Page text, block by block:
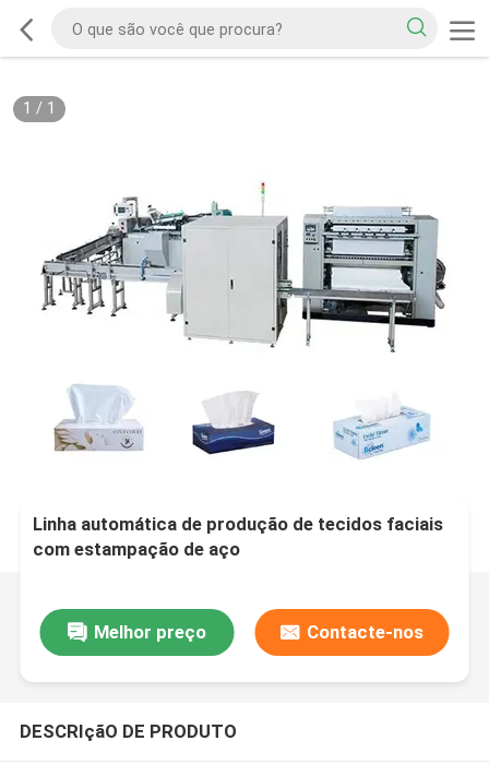
1 / 1
Linha automática de produção de tecidos faciais
com estampação de aço
Melhor preço Contacte-nos
DESCRIçãO DE PRODUTO